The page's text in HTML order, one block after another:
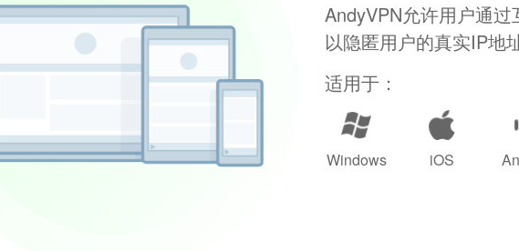
AndyVPN允许用户通
以隐匿用户的真实IP地
适用于：
Windows iOS